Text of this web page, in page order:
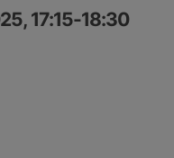
17:15-18:30